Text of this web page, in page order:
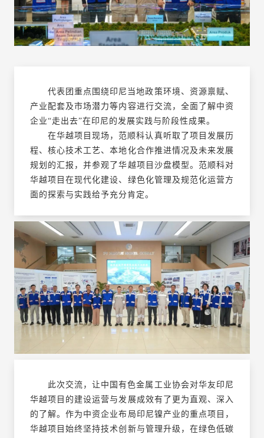
代表团重点围绕印尼当地政策环境、资源禀赋、
产业配套及市场潜力等内容进行交流，全面了解中资
企业“走出去”在印尼的发展实践与阶段性成果。
在华越项目现场，范顺科认真听取了项目发展历
程、核心技术工艺、本地化合作推进情况及未来发展
规划的汇报，并参观了华越项目沙盘模型。范顺科对
华越项目在现代化建设、绿色化管理及规范化运营方
面的探索与实践给予充分肯定。
此次交流，让中国有色金属工业协会对华友印尼
华越项目的建设运营与发展成效有了更为直观、深入
的了解。作为中资企业布局印尼镍产业的重点项目，
华越项目始终坚持技术创新与管理升级，在绿色低碳